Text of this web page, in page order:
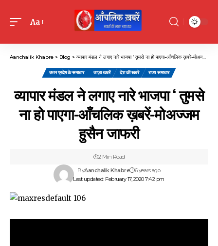
Font
Aa
Aanchalik Khabre > Blog > व्यापार मंडल ने लगाए नारे भाजपा ‘ तुमसे ना हो पाएगा-आँचलिक ख़बरें-मोअज्जम हुसैन जाफरी
उत्तर प्रदेश के समाचार ताज़ा खबरें देश की खबरे राज्य समाचार
व्यापार मंडल ने लगाए नारे भाजपा ‘ तुमसे
ना हो पाएगा-आँचलिक ख़बरें-मोअज्जम
हुसैन जाफरी
Last updated: February 17, 2020 7:42 pm
ByAanchalik Khabre 6 years ago
2 Min Read